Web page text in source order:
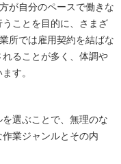
が自分のペースで働きな
ことを目的に、さまざ
所では雇用契約を結ばな
ることが多く、体調や
す。
選ぶことで、無理のな
業ジャンルとその内